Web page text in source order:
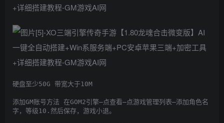
硬盘至少50G 带宽大于10M
添加GM账号方法 在GOM2引擎–点查看–点游戏管理列表–添加角色名
字，等级10.然后保存，游戏小退。